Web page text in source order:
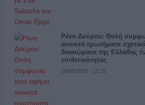
Ρένα Δούρου: Θολή
ανοικτά ερωτήματα
δικαιώματα της Ελλάδας
επιθετικότητας
06/08/2026 - 12:25